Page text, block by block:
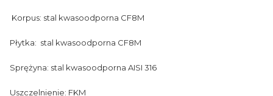
Korpus: stal kwasoodporna CF8M
Płytka: stal kwasoodporna CF8M
Sprężyna: stal kwasoodporna AISI 316
Uszczelnienie: FKM